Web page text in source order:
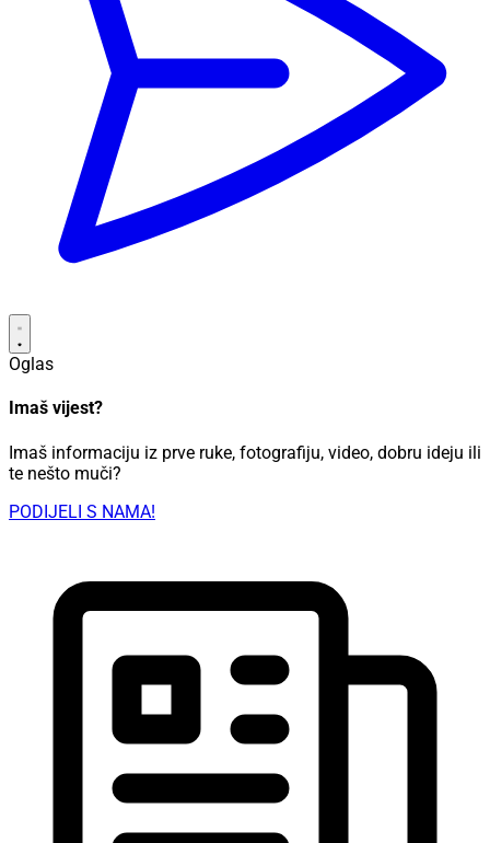
Oglas
Imaš vijest?
Imaš informaciju iz prve ruke, fotografiju, video, dobru ideju ili
te nešto muči?
PODIJELI S NAMA!